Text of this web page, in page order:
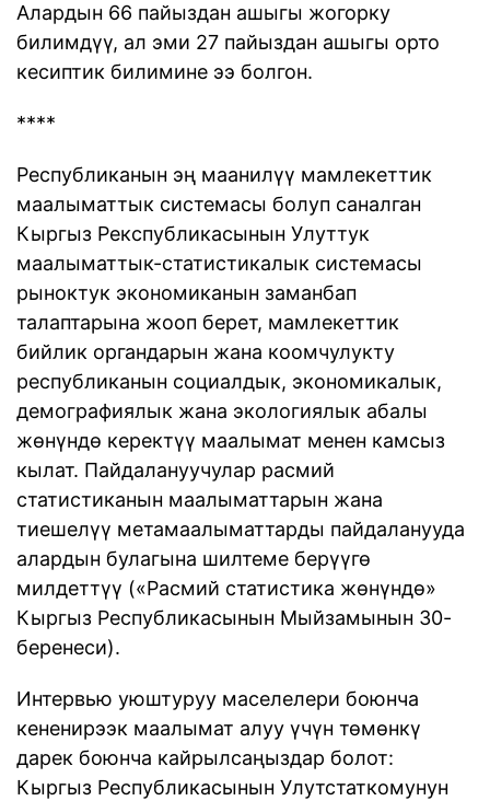
Алардын 66 пайыздан ашыгы жогорку
билимдүү, ал эми 27 пайыздан ашыгы орто
кесиптик билимине ээ болгон.
****
Республиканын эң маанилүү мамлекеттик
маалыматтык системасы болуп саналган
Кыргыз Рекспубликасынын Улуттук
маалыматтык-статистикалык системасы
рыноктук экономиканын заманбап
талаптарына жооп берет, мамлекеттик
бийлик органдарын жана коомчулукту
республиканын социалдык, экономикалык,
демографиялык жана экологиялык абалы
жөнүндө керектүү маалымат менен камсыз
кылат. Пайдалануучулар расмий
статистиканын маалыматтарын жана
тиешелүү метамаалыматтарды пайдаланууда
алардын булагына шилтеме берүүгө
милдеттүү («Расмий статистика жөнүндө»
Кыргыз Республикасынын Мыйзамынын 30-
беренеси).
Интервью уюштуруу маселелери боюнча
кененирээк маалымат алуу үчүн төмөнкү
дарек боюнча кайрылсаңыздар болот:
Кыргыз Республикасынын Улутстаткомунун